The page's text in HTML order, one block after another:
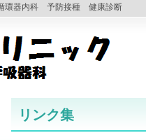
環器内科 予防接種 健康診断
リンク集